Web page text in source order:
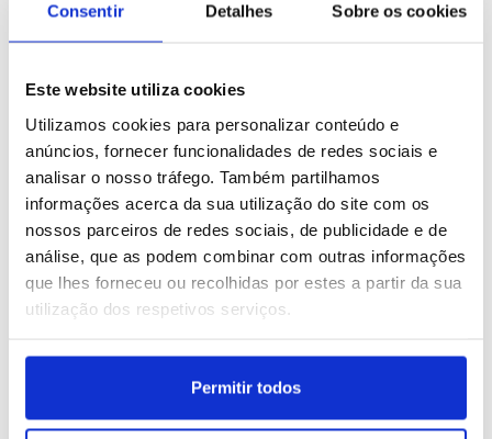
Consentir Detalhes Sobre os cookies
Este website utiliza cookies
Utilizamos cookies para personalizar conteúdo e
anúncios, fornecer funcionalidades de redes sociais e
analisar o nosso tráfego. Também partilhamos
informações acerca da sua utilização do site com os
nossos parceiros de redes sociais, de publicidade e de
análise, que as podem combinar com outras informações
que lhes forneceu ou recolhidas por estes a partir da sua
utilização dos respetivos serviços.
Permitir todos
no Território do Norte
ID: 47552542 Data: 01/08/2026 16:24 ID: 47552516 Data: 01/08/2026 16:19
Hamburgo
Data: 01/08/2026 16:03
São Petersburgo
ID: 47550472